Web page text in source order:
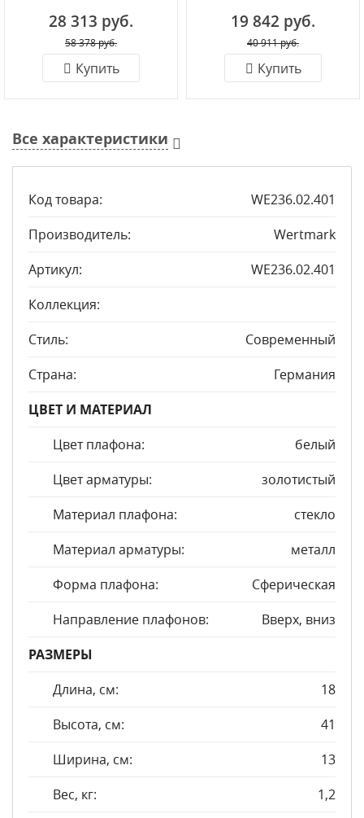
28 313 руб.
58 378 руб.
Купить
19 842 руб.
40 911 руб.
Купить
Все характеристики
Код товара:
WE236.02.401
Производитель:
Wertmark
Артикул:
WE236.02.401
Коллекция:
Стиль:
Современный
Страна:
Германия
ЦВЕТ И МАТЕРИАЛ
Цвет плафона:
белый
Цвет арматуры:
золотистый
Материал плафона:
стекло
Материал арматуры:
металл
Форма плафона:
Сферическая
Направление плафонов:
Вверх, вниз
РАЗМЕРЫ
Длина, см:
18
Высота, см:
41
Ширина, см:
13
Вес, кг:
1,2